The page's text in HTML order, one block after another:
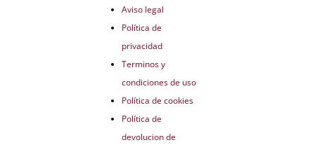
Aviso legal
Política de
privacidad
Terminos y
condiciones de uso
Política de cookies
Política de
devolucion de